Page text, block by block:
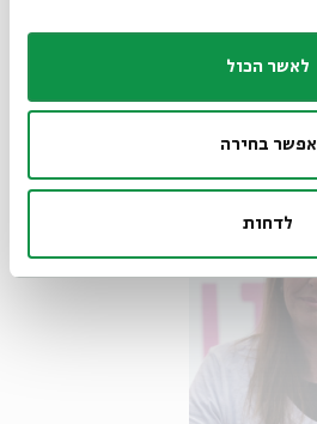
לאשר הכול
אפשר בחירה
לדחות